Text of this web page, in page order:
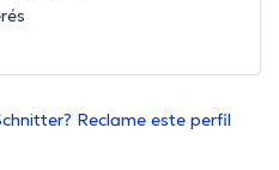
Reclame este perfil